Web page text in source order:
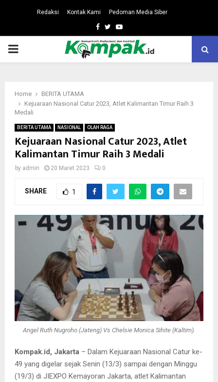
Redaksi Kontak Kami Pedoman Media Siber
Facebook
TwitterYoutube
PRIMARY
Home
BERITA UTAMA
Kejuaraan Nasional Catur 2023, Atlet Kalimantan Timur Raih 3
Medali
BERITA UTAMA NASIONAL OLAH RAGA
Kejuaraan Nasional Catur 2023, Atlet
Kalimantan Timur Raih 3 Medali
by admin 20 Maret 2023 0
SHARE 1
Angel Ruth Nugroho (Jateng) Vs Chelsie Monica Sihite (Kaltim).
Kompak.id, Jakarta – Dalam Kejuaraan Nasional Catur ke-
49 yang digelar sejak Senin (13/3) sampai dengan Minggu
(19/3) di JIEXPO Kemayoran Jakarta, atlet Kalimantan